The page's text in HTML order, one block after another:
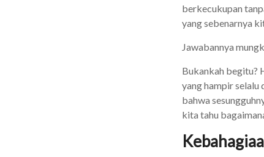
berkecukupan
yang sebenarnya
Jawabannya
Bukankah begitu?
yang hampir
bahwa
kita tahu